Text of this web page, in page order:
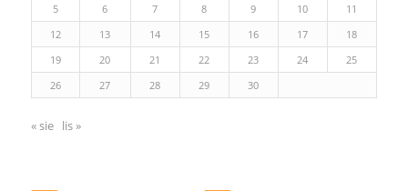
5
6 7 8 9 10
11
12
13 14 15 16 17
18
19
20 21 22 23 24
25
26
27 28 29 30
« sie lis »